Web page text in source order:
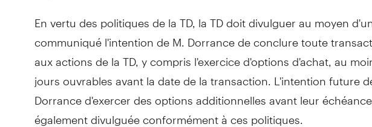
En vertu des politiques de la TD, la TD doit divulguer au moyen
communiqué l'intention de M. Dorrance de conclure toute
aux actions de la TD, y compris l'exercice d'options d'achat, au
jours ouvrables avant la date de la transaction. L'intention future
Dorrance d'exercer des options additionnelles avant leur
également divulguée conformément à ces politiques.